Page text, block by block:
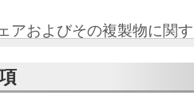
アおよびその複製物に関